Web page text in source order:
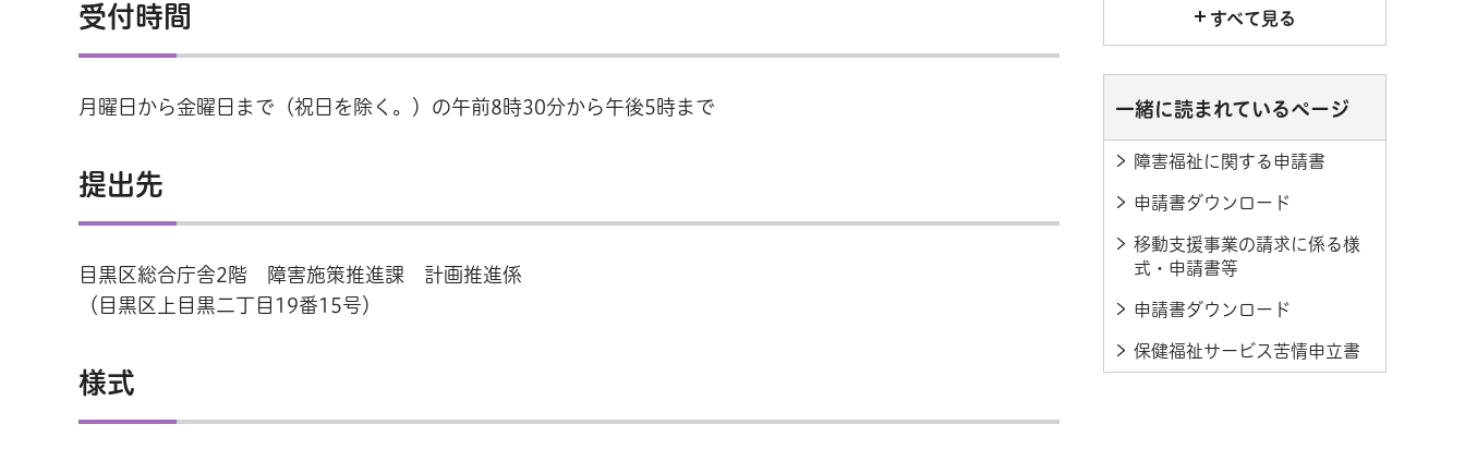
受付時間
月曜日から金曜日まで（祝日を除く。）の午前8時30分から午後5時まで
提出先
目黒区総合庁舎2階 障害施策推進課 計画推進係
（目黒区上目黒二丁目19番15号）
様式
すべて見る
一緒に読まれているページ
障害福祉に関する申請書
申請書ダウンロード
移動支援事業の請求に係る様
式・申請書等
申請書ダウンロード
保健福祉サービス苦情申立書